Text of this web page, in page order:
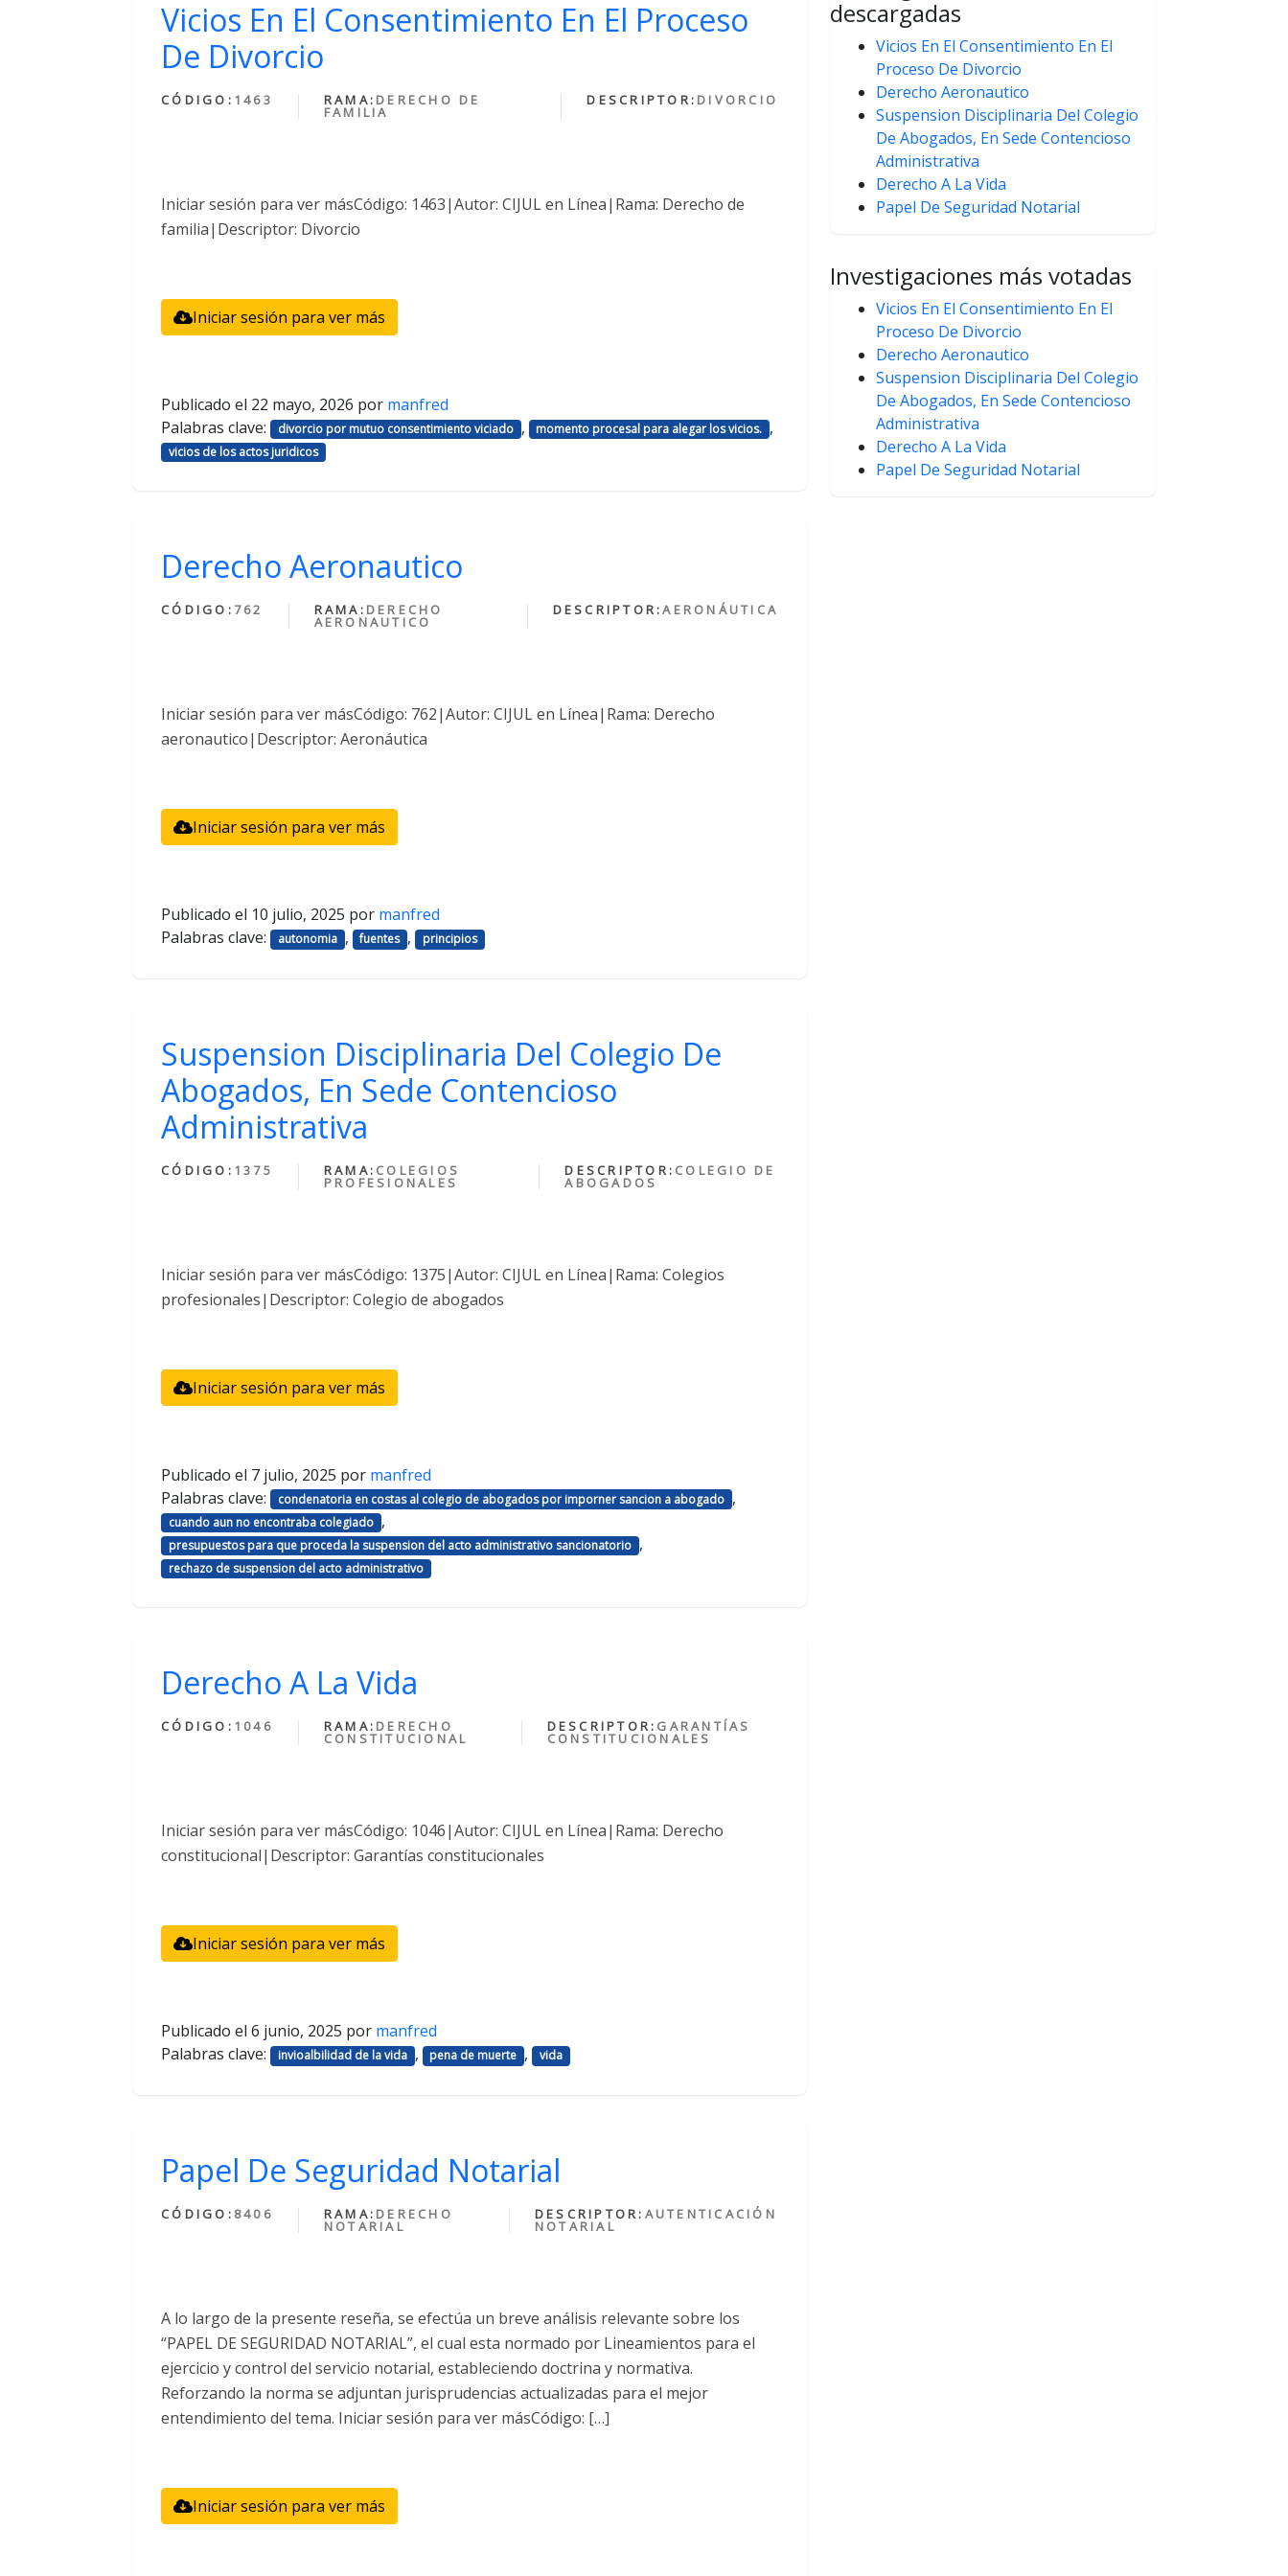
Vicios En El Consentimiento En El Proceso
De Divorcio
CÓDIGO: 1463 RAMA: DERECHO DE
FAMILIA
DESCRIPTOR: DIVORCIO
Iniciar sesión para ver másCódigo: 1463|Autor: CIJUL en Línea|Rama: Derecho de
familia|Descriptor: Divorcio
Iniciar sesión para ver más
Publicado el 22 mayo, 2026 por manfred
Palabras clave:
divorcio por mutuo consentimiento viciado , momento procesal para alegar los vicios. ,
vicios de los actos juridicos
Derecho Aeronautico
CÓDIGO: 762 RAMA: DERECHO
AERONAUTICO
DESCRIPTOR:AERONÁUTICA
Iniciar sesión para ver másCódigo: 762|Autor: CIJUL en Línea|Rama: Derecho
aeronautico|Descriptor: Aeronáutica
Iniciar sesión para ver más
Publicado el 10 julio, 2025 por manfred
Palabras clave:
autonomia , fuentes , principios
Suspension Disciplinaria Del Colegio De
Abogados, En Sede Contencioso
Administrativa
CÓDIGO: 1375 RAMA: COLEGIOS
PROFESIONALES
DESCRIPTOR: COLEGIO DE
ABOGADOS
Iniciar sesión para ver másCódigo: 1375|Autor: CIJUL en Línea|Rama: Colegios
profesionales|Descriptor: Colegio de abogados
Iniciar sesión para ver más
Publicado el 7 julio, 2025 por manfred
Palabras clave:
condenatoria en costas al colegio de abogados por imporner sancion a abogado ,
cuando aun no encontraba colegiado ,
presupuestos para que proceda la suspension del acto administrativo sancionatorio ,
rechazo de suspension del acto administrativo
Derecho A La Vida
CÓDIGO: 1046 RAMA: DERECHO
CONSTITUCIONAL
DESCRIPTOR: GARANTÍAS
CONSTITUCIONALES
Iniciar sesión para ver másCódigo: 1046|Autor: CIJUL en Línea|Rama: Derecho
constitucional|Descriptor: Garantías constitucionales
Iniciar sesión para ver más
Publicado el 6 junio, 2025 por manfred
Palabras clave:
invioalbilidad de la vida , pena de muerte , vida
Papel De Seguridad Notarial
CÓDIGO: 8406 RAMA: DERECHO
NOTARIAL
DESCRIPTOR: AUTENTICACIÓN
NOTARIAL
A lo largo de la presente reseña, se efectúa un breve análisis relevante sobre los
“PAPEL DE SEGURIDAD NOTARIAL”, el cual esta normado por Lineamientos para el
ejercicio y control del servicio notarial, estableciendo doctrina y normativa.
Reforzando la norma se adjuntan jurisprudencias actualizadas para el mejor
entendimiento del tema. Iniciar sesión para ver másCódigo: […]
Iniciar sesión para ver más
descargadas
Vicios En El Consentimiento En El
Proceso De Divorcio
Derecho Aeronautico
Suspension Disciplinaria Del Colegio
De Abogados, En Sede Contencioso
Administrativa
Derecho A La Vida
Papel De Seguridad Notarial
Investigaciones más votadas
Vicios En El Consentimiento En El
Proceso De Divorcio
Derecho Aeronautico
Suspension Disciplinaria Del Colegio
De Abogados, En Sede Contencioso
Administrativa
Derecho A La Vida
Papel De Seguridad Notarial